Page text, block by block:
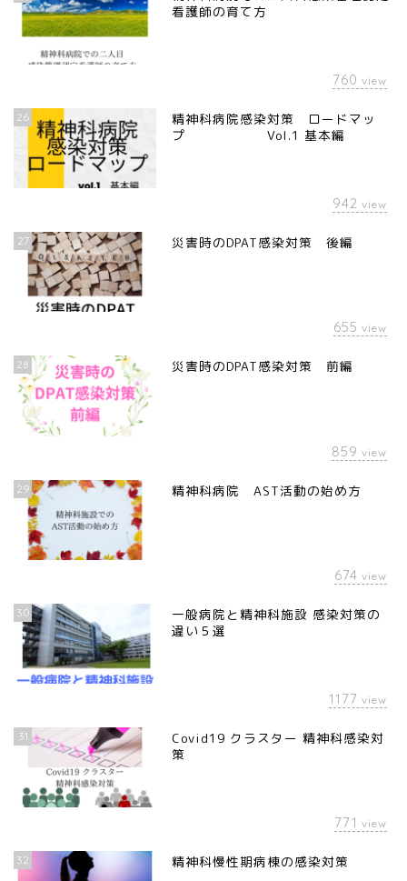
看護師の育て方
760 view
26
精神科病院感染対策 ロードマッ
プ Vol.1 基本編
942 view
27 災害時のDPAT感染対策 後編
655 view
28 災害時のDPAT感染対策 前編
859 view
29 精神科病院 AST活動の始め方
674 view
30
一般病院と精神科施設 感染対策の
違い５選
1177 view
31
Covid19 クラスター 精神科感染対
策
771 view
32 精神科慢性期病棟の感染対策